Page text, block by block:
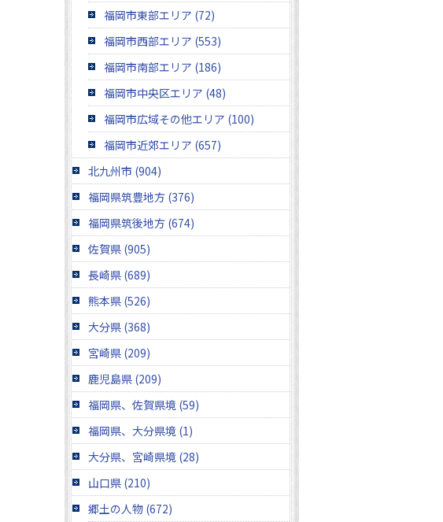
福岡市東部エリア (72)
福岡市西部エリア (553)
福岡市南部エリア (186)
福岡市中央区エリア (48)
福岡市広域その他エリア (100)
福岡市近郊エリア (657)
北九州市 (904)
福岡県筑豊地方 (376)
福岡県筑後地方 (674)
佐賀県 (905)
長崎県 (689)
熊本県 (526)
大分県 (368)
宮崎県 (209)
鹿児島県 (209)
福岡県、佐賀県境 (59)
福岡県、大分県境 (1)
大分県、宮崎県境 (28)
山口県 (210)
郷土の人物 (672)